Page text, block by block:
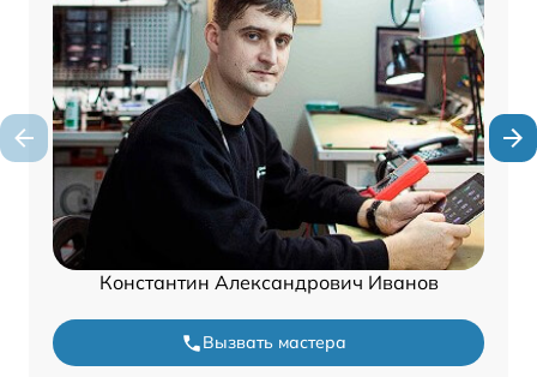
Константин Александрович Иванов
Вызвать мастера